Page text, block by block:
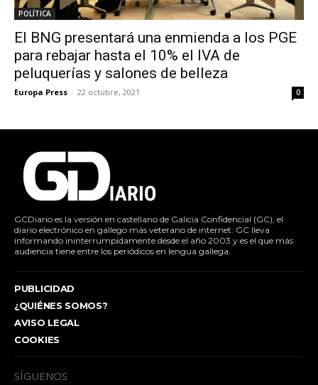
POLÍTICA
El BNG presentará una enmienda a los PGE
para rebajar hasta el 10% el IVA de
peluquerías y salones de belleza
Europa Press - 22 octubre, 2021 0
GCDiario es la versión en castellano de Galicia Confidencial (GC), el
diario electrónico en gallego más veterano de internet. GC lleva
informando ininterrumpidamente desde el año 2003 y es el que más
audiencia tiene entre los periódicos en lengua gallega.
PUBLICIDAD
¿QUIÉNES SOMOS?
AVISO LEGAL
COOKIES
SÍGUENOS